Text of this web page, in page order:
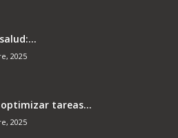
2025
optimizar tareas...
2025